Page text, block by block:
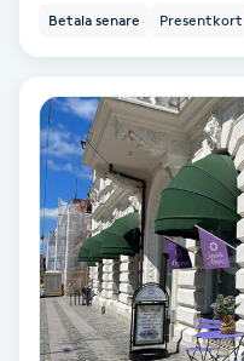
Kinesisk medicin
Kiropraktik
Klangmassage
Klippning
Betala senare Presentkort